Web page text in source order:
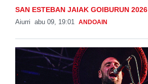
SAN ESTEBAN JAIAK GOIBURUN 2026
Aiurri abu 09, 19:01 ANDOAIN